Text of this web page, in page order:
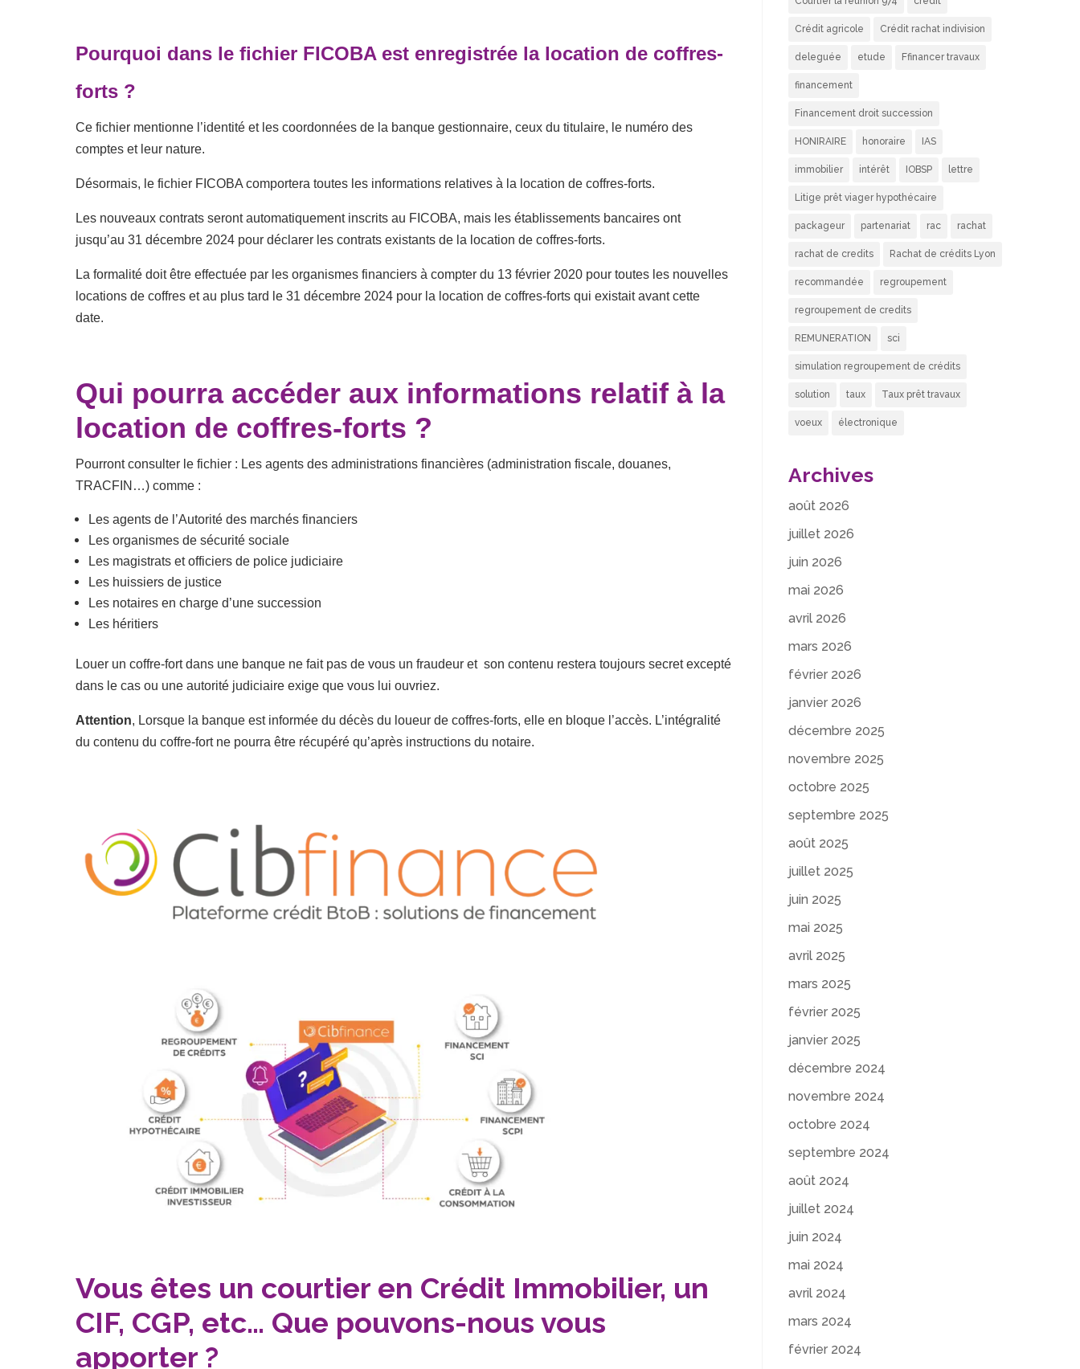
Pourquoi dans le fichier FICOBA est enregistrée la location de coffres-
forts ?
Ce fichier mentionne l’identité et les coordonnées de la banque gestionnaire, ceux du titulaire, le numéro des
comptes et leur nature.
Désormais, le fichier FICOBA comportera toutes les informations relatives à la location de coffres-forts.
Les nouveaux contrats seront automatiquement inscrits au FICOBA, mais les établissements bancaires ont
jusqu’au 31 décembre 2024 pour déclarer les contrats existants de la location de coffres-forts.
La formalité doit être effectuée par les organismes financiers à compter du 13 février 2020 pour toutes les nouvelles
locations de coffres et au plus tard le 31 décembre 2024 pour la location de coffres-forts qui existait avant cette
date.
Qui pourra accéder aux informations relatif à la
location de coffres-forts ?
Pourront consulter le fichier : Les agents des administrations financières (administration fiscale, douanes,
TRACFIN…) comme :
Les agents de l’Autorité des marchés financiers
Les organismes de sécurité sociale
Les magistrats et officiers de police judiciaire
Les huissiers de justice
Les notaires en charge d’une succession
Les héritiers
Louer un coffre-fort dans une banque ne fait pas de vous un fraudeur et son contenu restera toujours secret excepté
dans le cas ou une autorité judiciaire exige que vous lui ouvriez.
Attention, Lorsque la banque est informée du décès du loueur de coffres-forts, elle en bloque l’accès. L’intégralité
du contenu du coffre-fort ne pourra être récupéré qu’après instructions du notaire.
Vous êtes un courtier en Crédit Immobilier, un
CIF, CGP, etc… Que pouvons-nous vous
apporter ?
Crédit agricole Crédit rachat indivision
deleguée etude Ffinancer travaux
financement
Financement droit succession
HONIRAIRE honoraire IAS
immobilier intérêt IOBSP lettre
Litige prêt viager hypothécaire
packageur partenariat rac rachat
rachat de credits Rachat de crédits Lyon
recommandée regroupement
regroupement de credits
REMUNERATION sci
simulation regroupement de crédits
solution taux Taux prêt travaux
voeux électronique
Archives
août 2026
juillet 2026
juin 2026
mai 2026
avril 2026
mars 2026
février 2026
janvier 2026
décembre 2025
novembre 2025
octobre 2025
septembre 2025
août 2025
juillet 2025
juin 2025
mai 2025
avril 2025
mars 2025
février 2025
janvier 2025
décembre 2024
novembre 2024
octobre 2024
septembre 2024
août 2024
juillet 2024
juin 2024
mai 2024
avril 2024
mars 2024
février 2024